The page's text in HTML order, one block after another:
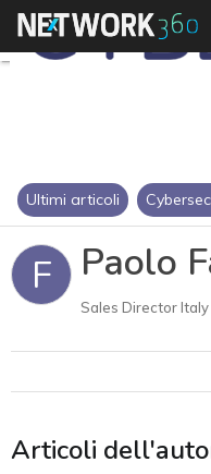
Ultimi articoli
F Paolo
Sales Director
Articoli